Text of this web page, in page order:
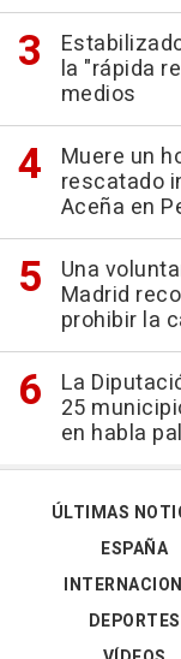
la "rápida
medios
Muere un
rescatado
Aceña en
Una
Madrid
prohibir la
La
25
en habla
ÚLTIMAS
ESPAÑA
DEPORTES